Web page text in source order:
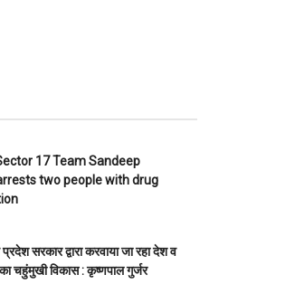
17 Team Sandeep
two people with drug
सरकार द्वारा करवाया जा रहा देश व
चहुंमुखी विकास : कृष्णपाल गुर्जर